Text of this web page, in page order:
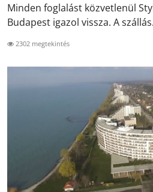
Minden foglalást közvetlenül
Budapest igazol vissza. A
2302 megtekintés